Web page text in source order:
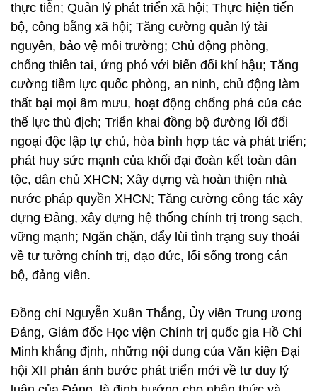
thực tiễn; Quản lý phát triển xã hội; Thực hiện tiến
bộ, công bằng xã hội; Tăng cường quản lý tài
nguyên, bảo vệ môi trường; Chủ động phòng,
chống thiên tai, ứng phó với biến đổi khí hậu; Tăng
cường tiềm lực quốc phòng, an ninh, chủ động làm
thất bại mọi âm mưu, hoạt động chống phá của các
thế lực thù địch; Triển khai đồng bộ đường lối đối
ngoại độc lập tự chủ, hòa bình hợp tác và phát triển;
phát huy sức mạnh của khối đại đoàn kết toàn dân
tộc, dân chủ XHCN; Xây dựng và hoàn thiện nhà
nước pháp quyền XHCN; Tăng cường công tác xây
dựng Đảng, xây dựng hệ thống chính trị trong sạch,
vững mạnh; Ngăn chặn, đẩy lùi tình trạng suy thoái
về tư tưởng chính trị, đạo đức, lối sống trong cán
bộ, đảng viên.
Đồng chí Nguyễn Xuân Thắng, Ủy viên Trung ương
Đảng, Giám đốc Học viện Chính trị quốc gia Hồ Chí
Minh khẳng định, những nội dung của Văn kiện Đại
hội XII phản ánh bước phát triển mới về tư duy lý